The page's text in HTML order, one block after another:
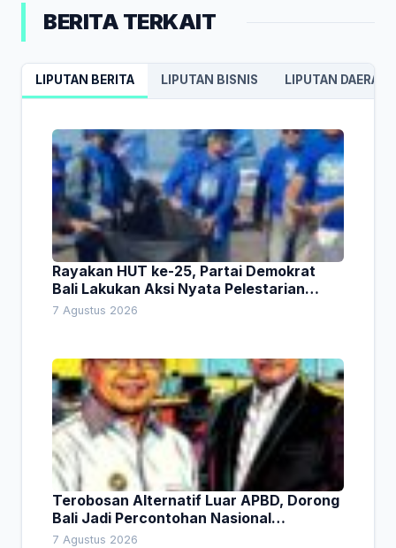
BERITA TERKAIT
LIPUTAN BERITA LIPUTAN BISNIS LIPUTAN DAERAH
Rayakan HUT ke-25, Partai Demokrat
Bali Lakukan Aksi Nyata Pelestarian
Lingkungan
7 Agustus 2026
Terobosan Alternatif Luar APBD, Dorong
Bali Jadi Percontohan Nasional
Pembiayaan Daerah
7 Agustus 2026